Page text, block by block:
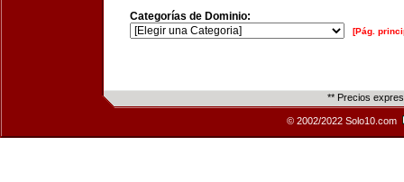
Categorías de Dominio:
[Pág.
** Precios
© 2002/2022 Solo10.com